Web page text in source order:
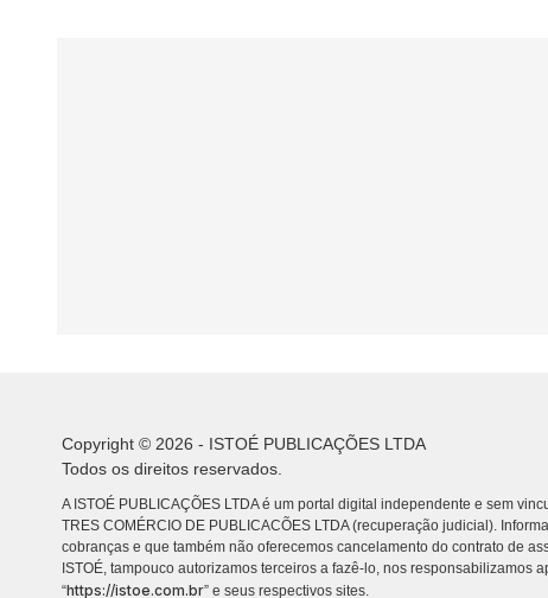
Copyright © 2026 - ISTOÉ PUBLICAÇÕES LTDA
Todos os direitos reservados.
A ISTOÉ PUBLICAÇÕES LTDA é um portal digital independente e sem
TRES COMÉRCIO DE PUBLICACÕES LTDA (recuperação judicial).
cobranças e que também não oferecemos cancelamento do contrato de
ISTOÉ, tampouco autorizamos terceiros a fazê-lo, nos responsabilizamos
“https://istoe.com.br” e seus respectivos sites.